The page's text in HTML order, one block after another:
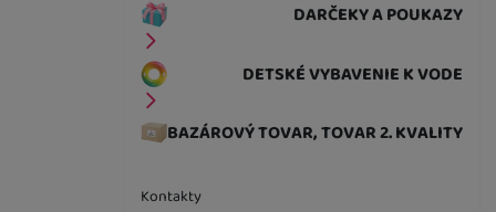
DARČEKY A POUKAZY
DETSKÉ VYBAVENIE K VODE
BAZÁROVÝ TOVAR, TOVAR 2. KVALITY
Kontakty